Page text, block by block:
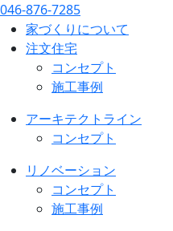
046-876-7285
家づくりについて
注文住宅
コンセプト
施工事例
アーキテクトライン
コンセプト
リノベーション
コンセプト
施工事例